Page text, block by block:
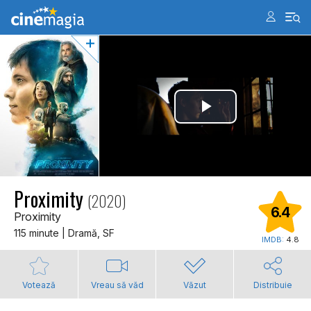
Proximity (2020)
Proximity
115 minute | Dramă, SF
6.4
IMDB: 4.8
Votează Vreau să văd Văzut Distribuie